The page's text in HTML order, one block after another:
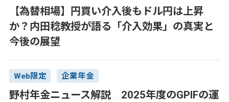
【為替相場】円買い介入後もドル円は上昇
か？内田稔教授が語る「介入効果」の真実と
今後の展望
Web限定 企業年金
野村年金ニュース解説 2025年度のGPIFの運